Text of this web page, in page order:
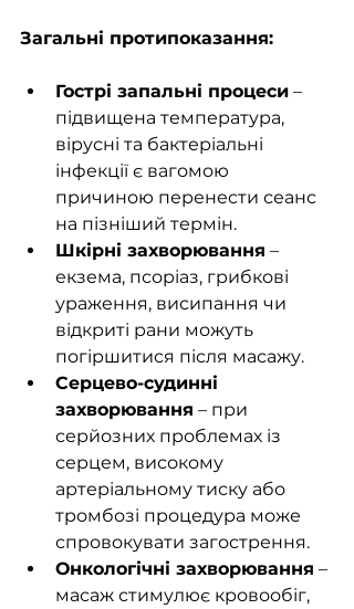
Загальні протипоказання:
Гострі запальні процеси –
підвищена температура,
вірусні та бактеріальні
інфекції є вагомою
причиною перенести сеанс
на пізніший термін.
Шкірні захворювання –
екзема, псоріаз, грибкові
ураження, висипання чи
відкриті рани можуть
погіршитися після масажу.
Серцево-судинні
захворювання – при
серйозних проблемах із
серцем, високому
артеріальному тиску або
тромбозі процедура може
спровокувати загострення.
Онкологічні захворювання –
масаж стимулює кровообіг,